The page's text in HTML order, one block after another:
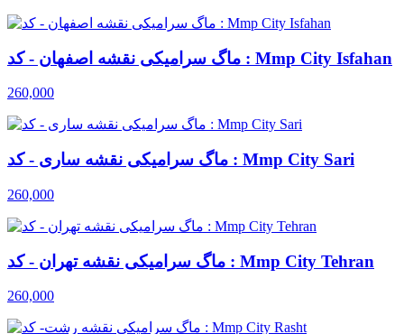
ماگ سرامیکی نقشه اصفهان - کد : Mmp City Isfahan
260,000
ماگ سرامیکی نقشه ساری - کد : Mmp City Sari
260,000
ماگ سرامیکی نقشه تهران - کد : Mmp City Tehran
260,000